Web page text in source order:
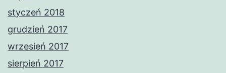
styczeń 2018
grudzień 2017
wrzesień 2017
sierpień 2017